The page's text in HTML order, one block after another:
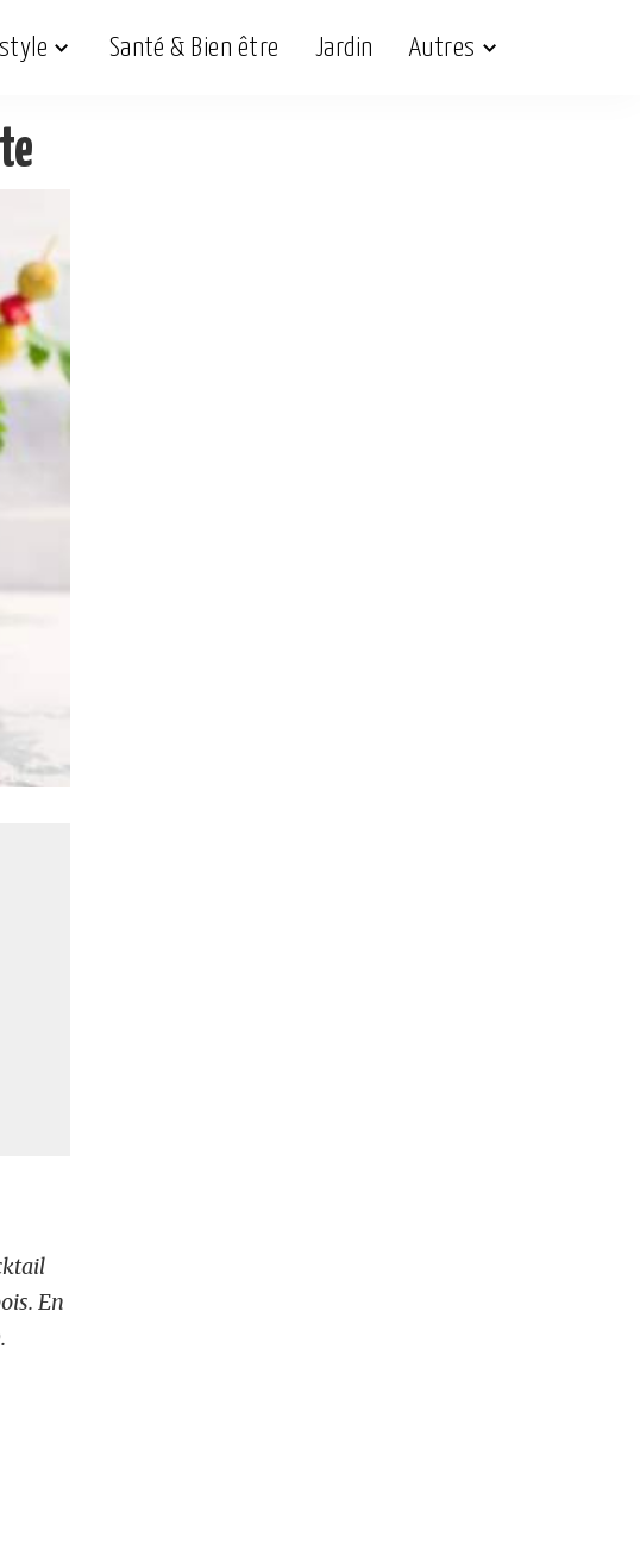
Santé & Bien être Jardin Autres
En